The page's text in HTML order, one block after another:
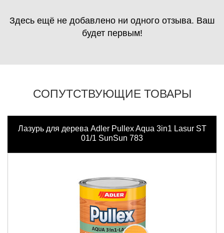
Здесь ещё не добавлено ни одного отзыва. Ваш
будет первым!
СОПУТСТВУЮЩИЕ ТОВАРЫ
Лазурь для дерева Adler Pullex Aqua 3in1 Lasur ST
01/1 SunSun 783